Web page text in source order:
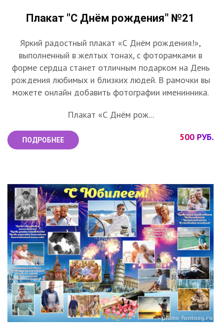
Плакат "С Днём рождения" №21
Яркий радостный плакат «С Днём рождения!»,
выполненный в желтых тонах, с фоторамками в
форме сердца станет отличным подарком на День
рождения любимых и близких людей. В рамочки вы
можете онлайн добавить фотографии именинника.
Плакат «С Днём рож...
ПОДРОБНЕЕ 500 РУБ.